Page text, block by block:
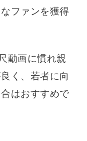
ファンを獲得
動画に慣れ親
く、若者に向
はおすすめで